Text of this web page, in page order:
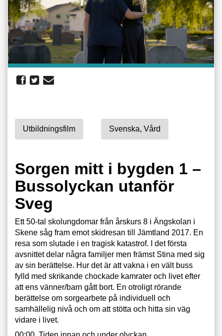
Utbildningsfilm Svenska, Vård
Sorgen mitt i bygden 1 –
Bussolyckan utanför
Sveg
Ett 50-tal skolungdomar från årskurs 8 i Ängskolan i
Skene såg fram emot skidresan till Jämtland 2017. En
resa som slutade i en tragisk katastrof. I det första
avsnittet delar några familjer men främst Stina med sig
av sin berättelse. Hur det är att vakna i en vält buss
fylld med skrikande chockade kamrater och livet efter
att ens vänner/barn gått bort. En otroligt rörande
berättelse om sorgearbete på individuell och
samhällelig nivå och om att stötta och hitta sin väg
vidare i livet.